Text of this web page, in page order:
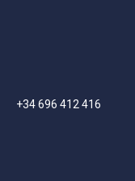
+34 696 412 416